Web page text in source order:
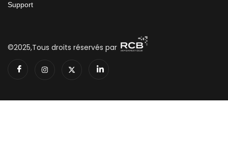
Support
©2025,Tous droits réservés par